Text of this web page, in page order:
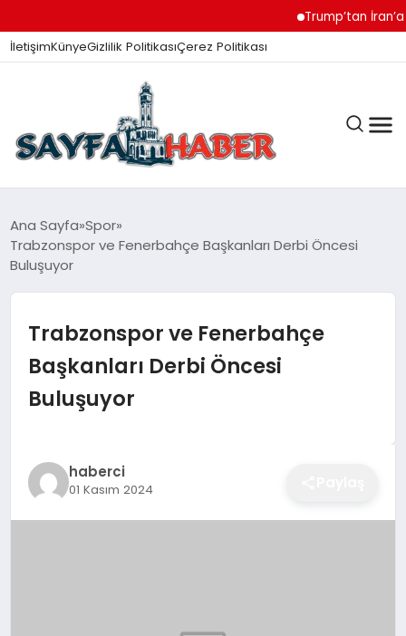
Trump’tan İran’a
İletişimKünyeGizlilik PolitikasıÇerez Politikası
ANA SAYFA
GÜNDEM
İZMIR HABERLERI
EKONOMI
Ana Sayfa Spor
Trabzonspor ve Fenerbahçe Başkanları Derbi Öncesi
Buluşuyor
Trabzonspor ve Fenerbahçe
Başkanları Derbi Öncesi
Buluşuyor
haberci
01 Kasım 2024